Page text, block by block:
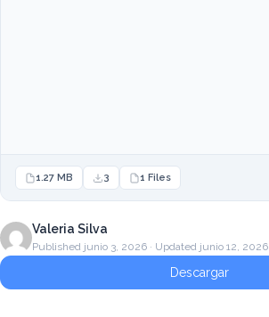
1.27 MB 3 1 Files
Valeria Silva
Published junio 3, 2026 · Updated junio 12, 2026
Descargar